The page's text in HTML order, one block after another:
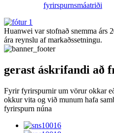
fyrirspurnsmáatriði
Huanwei var stofnað snemma árs
ára reynslu af markaðssetningu.
gerast áskrifandi að
Fyrir fyrirspurnir um vörur okkar
okkur vita og við munum hafa
fyrirspurn núna